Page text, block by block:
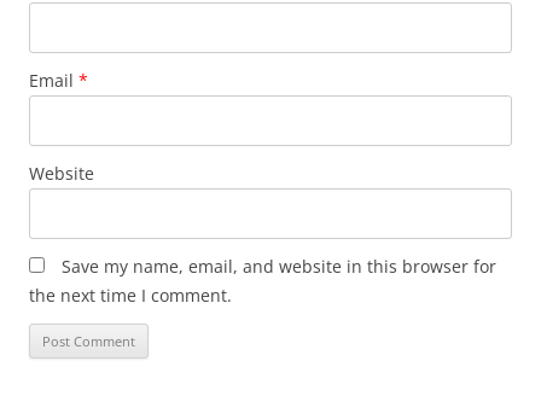
Email *
Website
Save my name, email, and website in this browser for
the next time I comment.